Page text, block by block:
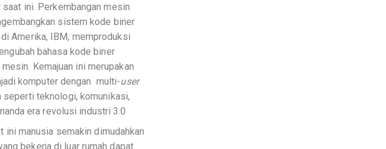
ini. Perkembangan mesin
sistem kode biner
Amerika, IBM, memproduksi
bahasa kode biner
Kemajuan ini merupakan
komputer dengan multi-user
seperti teknologi, komunikasi,
era revolusi industri 3.0
ini manusia semakin dimudahkan
bekerja di luar rumah dapat